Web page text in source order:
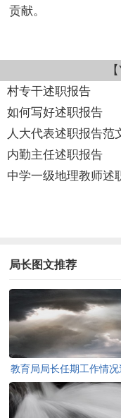
贡献。
村专干述职报告
如何写好述职报告
人大代表述职报告范
内勤主任述职报告
中学一级地理教师述
局长图文推荐
教育局局长任期工作情况
告